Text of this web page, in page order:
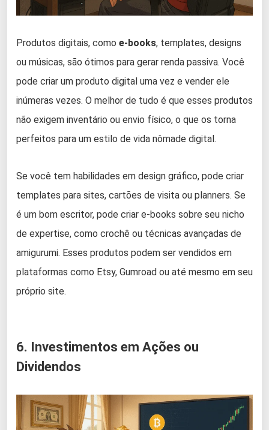
Produtos digitais, como e-books, templates, designs
ou músicas, são ótimos para gerar renda passiva. Você
pode criar um produto digital uma vez e vender ele
inúmeras vezes. O melhor de tudo é que esses produtos
não exigem inventário ou envio físico, o que os torna
perfeitos para um estilo de vida nômade digital.
Se você tem habilidades em design gráfico, pode criar
templates para sites, cartões de visita ou planners. Se
é um bom escritor, pode criar e-books sobre seu nicho
de expertise, como crochê ou técnicas avançadas de
amigurumi. Esses produtos podem ser vendidos em
plataformas como Etsy, Gumroad ou até mesmo em seu
próprio site.
6. Investimentos em Ações ou
Dividendos